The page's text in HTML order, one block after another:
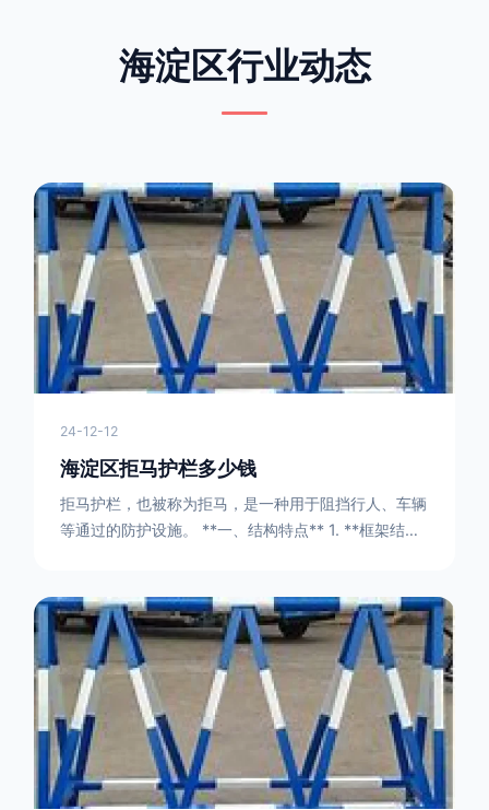
海淀区行业动态
24-12-12
海淀区拒马护栏多少钱
拒马护栏，也被称为拒马，是一种用于阻挡行人、车辆
等通过的防护设施。 **一、结构特点** 1. **框架结构
方形的框架组合。这些框架相互连接，形成一个稳定的
结构，能够承受一定的冲击力。例如，在一些临时交通
管制的现场，三角形框架的拒马护栏可以很方便地拼接
在一起，像一个个小的三角锥形状的结构单